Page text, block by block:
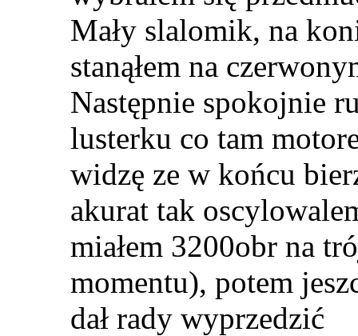
Mały slalomik, na
stanąłem na
Następnie spokojnie
lusterku co tam
widzę ze w końcu
akurat tak
miałem 3200obr na
momentu), potem
dał rady wyprzedzić